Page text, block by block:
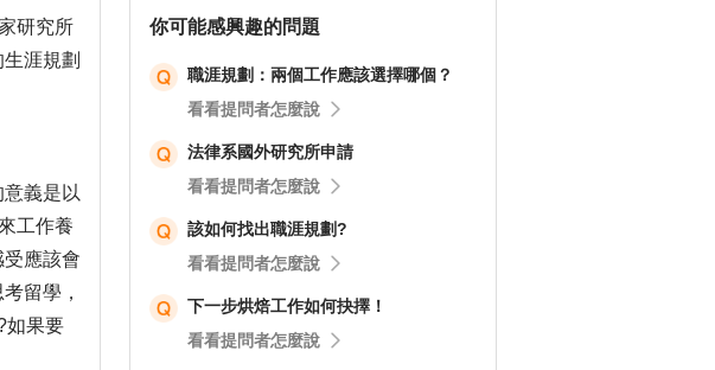
研究所
涯規劃
義是以
工作養
應該會
留學，
如果要
你可能感興趣的問題
職涯規劃：兩個工作應該選擇哪個？
看看提問者怎麼說
法律系國外研究所申請
看看提問者怎麼說
該如何找出職涯規劃?
看看提問者怎麼說
下一步烘焙工作如何抉擇！
看看提問者怎麼說